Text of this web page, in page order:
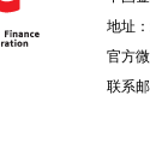
地址
官方微
联系邮